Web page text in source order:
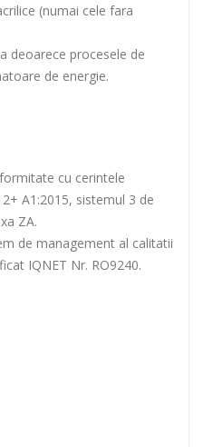
(numai cele fara
deoarece procesele de
de energie.
cu cerintele
A1:2015, sistemul 3 de
ZA.
de management al calitatii
IQNET Nr. RO9240.